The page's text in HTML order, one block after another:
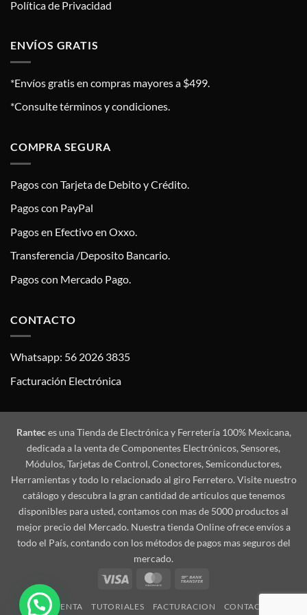
Política de Privacidad
ENVÍOS GRATIS
*Envíos gratis en compras mayores a $499.
*Consulte términos y condiciones.
COMPRA SEGURA
Pagos con Tarjeta de Debito y Crédito.
Pagos con PayPal
Pagos en Efectivo en Oxxo.
Transferencia /Deposito Bancario.
Pagos con Mercado Pago.
CONTACTO
Whatsapp: 56 2026 3835
Facturación Electrónica
Ranteces una Tienda de Electrónica y Ferretería 100% Mexicana,
dedicada a la venta de Componentes Electrónicos, Sensores,
Módulos, Tarjetas de Control, Conectores, Semiconductores,
Herramientas y todo lo relacionado al giro Ferretero. Visite nuestro
catálogo y descubra la gran cantidad de artículos que tenemos
disponibles para usted, contamos con mas de 5000 productos al
mejor precio del Mercado. Nuestra tienda Online ofrece envíos a
todo el País, contando con los métodos de pagos mas seguros del
mercado.
Visa
MasterCard
MI CUENTA TUTORIALES FACTURACION CONTACTO